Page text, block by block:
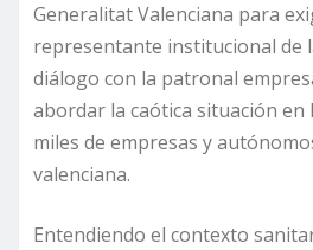
Generalitat Valenciana para
representante institucional de
diálogo con la patronal
abordar la caótica situación en
miles de empresas y
valenciana.
Entendiendo el contexto